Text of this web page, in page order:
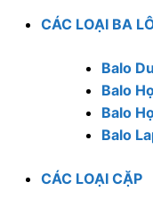
CÁC LOẠI BA
Balo
Balo
Balo
Balo
CÁC LOẠI CẶP